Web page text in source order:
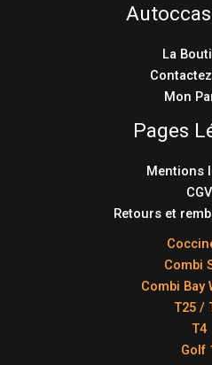
La
Mon
Pages
Mentions
CGV
Retours et
Combi
Combi Bay
T25 /
T4
Golf